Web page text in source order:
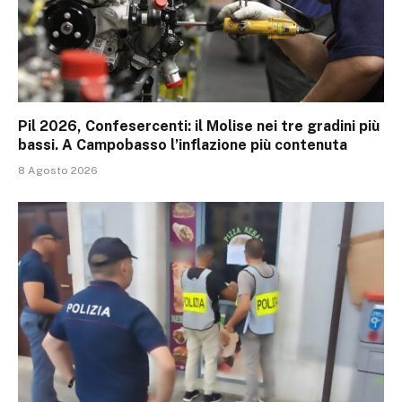
Pil 2026, Confesercenti: il Molise nei tre gradini più
bassi. A Campobasso l’inflazione più contenuta
8 Agosto 2026